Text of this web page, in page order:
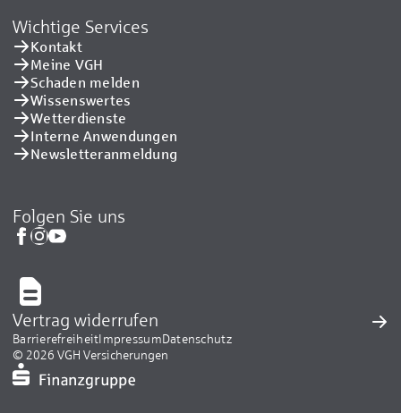
Wichtige Services
Kontakt
Meine VGH
Schaden melden
Wissenswertes
Wetterdienste
Interne Anwendungen
Newsletteranmeldung
Folgen Sie uns
Vertrag widerrufen
BarrierefreiheitImpressumDatenschutz
© 2026 VGH Versicherungen